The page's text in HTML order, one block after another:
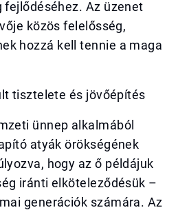
fejlődéséhez. Az üzenet
közös felelősség,
hozzá kell tennie a maga
tisztelete és jövőépítés
ünnep alkalmából
atyák örökségének
hogy az ő példájuk
iránti elköteleződésük –
generációk számára. Az